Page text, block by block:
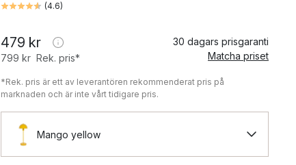
(4.6)
479 kr
799 kr Rek. pris*
30 dagars prisgaranti
Matcha priset
*Rek. pris är ett av leverantören rekommenderat pris på
marknaden och är inte vårt tidigare pris.
Mango yellow